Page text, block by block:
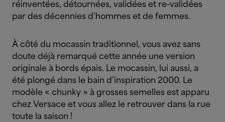
réinventées, détournées, validées et re-validées
par des décennies d’hommes et de femmes.
À côté du mocassin traditionnel, vous avez sans
doute déjà remarqué cette année une version
originale à bords épais. Le mocassin, lui aussi, a
été plongé dans le bain d’inspiration 2000. Le
modèle « chunky » à grosses semelles est apparu
chez Versace et vous allez le retrouver dans la rue
toute la saison !